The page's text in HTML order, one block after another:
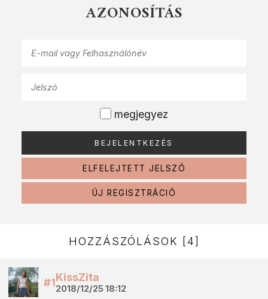
AZONOSÍTÁS
megjegyez
ELFELEJTETT JELSZÓ
ÚJ REGISZTRÁCIÓ
HOZZÁSZÓLÁSOK [4]
#1KissZita
2018/12/25 18:12